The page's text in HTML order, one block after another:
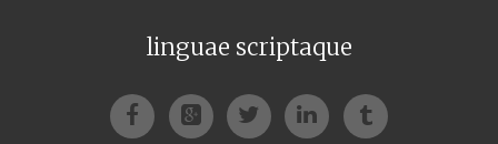
linguae scriptaque
FacebookGoogle+TwitterLinkedIn
Tumblr